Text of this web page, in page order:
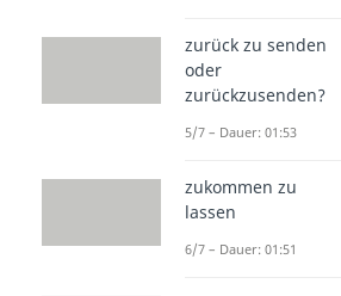
zurück zu senden
oder
zurückzusenden?
5/7 – Dauer: 01:53
zukommen zu
lassen
6/7 – Dauer: 01:51